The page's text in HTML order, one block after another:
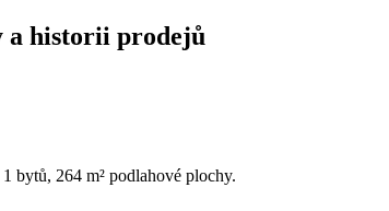
a historii prodejů
bytů, 264 m² podlahové plochy.